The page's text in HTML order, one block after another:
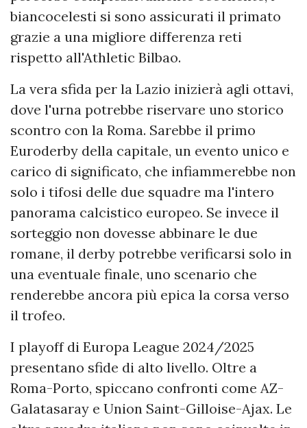
biancocelesti si sono assicurati il primato
grazie a una migliore differenza reti
rispetto all'Athletic Bilbao.
La vera sfida per la Lazio inizierà agli ottavi,
dove l'urna potrebbe riservare uno storico
scontro con la Roma. Sarebbe il primo
Euroderby della capitale, un evento unico e
carico di significato, che infiammerebbe non
solo i tifosi delle due squadre ma l'intero
panorama calcistico europeo. Se invece il
sorteggio non dovesse abbinare le due
romane, il derby potrebbe verificarsi solo in
una eventuale finale, uno scenario che
renderebbe ancora più epica la corsa verso
il trofeo.
I playoff di Europa League 2024/2025
presentano sfide di alto livello. Oltre a
Roma-Porto, spiccano confronti come AZ-
Galatasaray e Union Saint-Gilloise-Ajax. Le